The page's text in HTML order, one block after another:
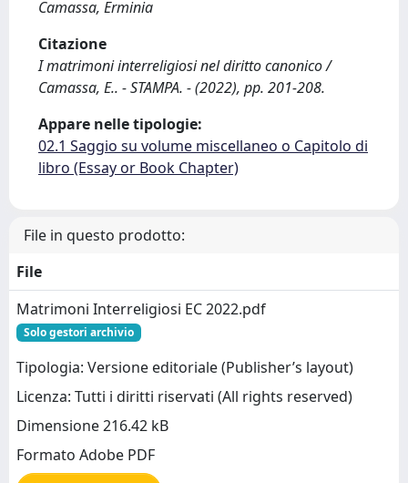
Camassa, Erminia
Citazione
I matrimoni interreligiosi nel diritto canonico /
Camassa, E.. - STAMPA. - (2022), pp. 201-208.
Appare nelle tipologie:
02.1 Saggio su volume miscellaneo o Capitolo di
libro (Essay or Book Chapter)
File in questo prodotto:
File
Matrimoni Interreligiosi EC 2022.pdf
Solo gestori archivio
Tipologia: Versione editoriale (Publisher’s layout)
Licenza: Tutti i diritti riservati (All rights reserved)
Dimensione 216.42 kB
Formato Adobe PDF